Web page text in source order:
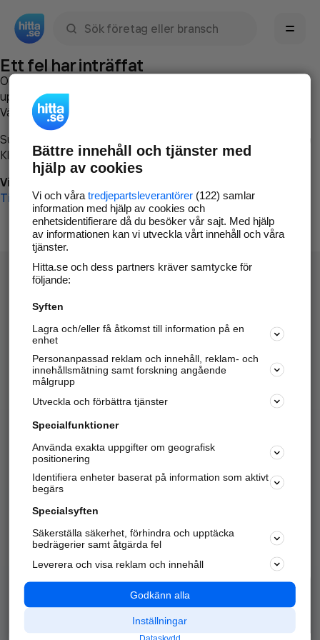
Ett fel har inträffat
Om du vill kan du
uppstod så att vi lättare och snabbare kan avhjälpa det.
Vänligen försök med följande:
Surfa till
Klicka påTillbaka-knappen i webbläsaren och försök igen
Vi beklagar besväret!
Till startsidan
Hitta.se - Gratis nummerupplysning.
Sök företag, personer och platser.
Hitta telefonnummer, adresser, företagsinfo mm.
Marknadsför företaget
Kom igång och annonsera mot
samarbetspartners nära dig.
Alla kategorier
Populära sökningar
API & Kartor
Annonsera
Integritet
Nödnummer
Bättre innehåll och tjänster med
hjälp av cookies
Vi och våra tredjepartsleverantörer(122) samlar
information med hjälp av cookies och
enhetsidentifierare då du besöker vår sajt. Med hjälp
av informationen kan vi utveckla vårt innehåll och våra
tjänster.
Hitta.se och dess partners kräver samtycke för
följande:
Syften
Lagra och/eller få åtkomst till information på en
enhet
Personanpassad reklam och innehåll, reklam- och
innehållsmätning samt forskning angående
målgrupp
Utveckla och förbättra tjänster
Specialfunktioner
Använda exakta uppgifter om geografisk
positionering
Identifiera enheter baserat på information som aktivt
begärs
Specialsyften
Säkerställa säkerhet, förhindra och upptäcka
bedrägerier samt åtgärda fel
Leverera och visa reklam och innehåll
Godkänn alla
Inställningar
Dataskydd